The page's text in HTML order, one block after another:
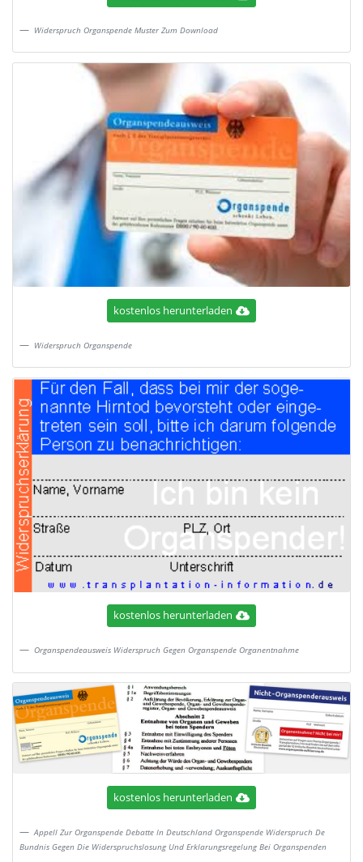
Widerspruch Organspende Muster Zum Download
kostenlos herunterladen
Widerspruch Organspende
kostenlos herunterladen
Organspendeausweis Widerspruch Gegen Organspende Organentnahme
kostenlos herunterladen
Appell Zur Organspende Debatte In Deutschland Organspende Widerspruch De
Bundnis Gegen Die Widerspruchslosung Und Erklarungsregelung Bei Organspenden